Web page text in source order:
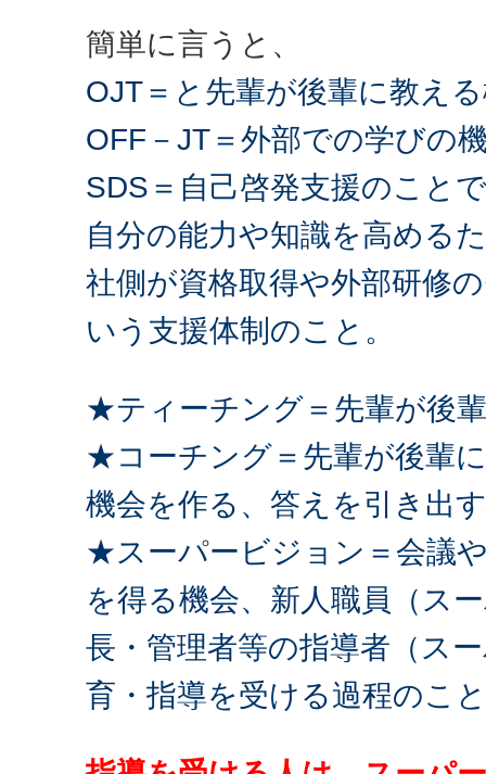
簡単に言うと、
OJT＝と先輩が後輩に教え
OFF－JT＝外部での学びの
SDS＝自己啓発支援のこと
自分の能力や知識を高める
社側が資格取得や外部研修
いう支援体制のこと。
★ティーチング＝先輩が後
★コーチング＝先輩が後輩
機会を作る、答えを引き出
★スーパービジョン＝会議
を得る機会、新人職員（ス
長・管理者等の指導者（ス
育・指導を受ける過程のこ